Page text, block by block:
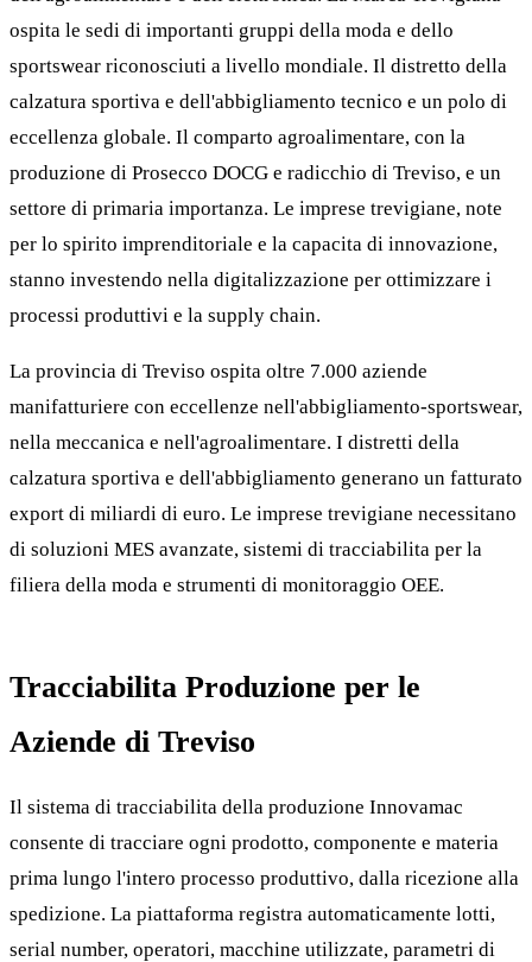
ospita le sedi di importanti gruppi della moda e dello
sportswear riconosciuti a livello mondiale. Il distretto della
calzatura sportiva e dell'abbigliamento tecnico e un polo di
eccellenza globale. Il comparto agroalimentare, con la
produzione di Prosecco DOCG e radicchio di Treviso, e un
settore di primaria importanza. Le imprese trevigiane, note
per lo spirito imprenditoriale e la capacita di innovazione,
stanno investendo nella digitalizzazione per ottimizzare i
processi produttivi e la supply chain.
La provincia di Treviso ospita oltre 7.000 aziende
manifatturiere con eccellenze nell'abbigliamento-sportswear,
nella meccanica e nell'agroalimentare. I distretti della
calzatura sportiva e dell'abbigliamento generano un fatturato
export di miliardi di euro. Le imprese trevigiane necessitano
di soluzioni MES avanzate, sistemi di tracciabilita per la
filiera della moda e strumenti di monitoraggio OEE.
Tracciabilita Produzione per le
Aziende di Treviso
Il sistema di tracciabilita della produzione Innovamac
consente di tracciare ogni prodotto, componente e materia
prima lungo l'intero processo produttivo, dalla ricezione alla
spedizione. La piattaforma registra automaticamente lotti,
serial number, operatori, macchine utilizzate, parametri di